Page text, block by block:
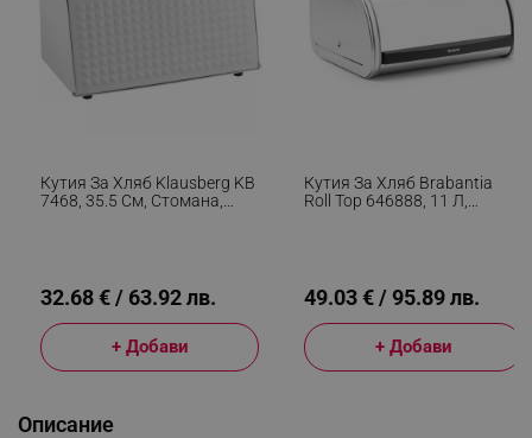
Кутия За Хляб Klausberg KB
7468, 35.5 См, Стомана,
32.68 € / 63.92 лв.
+ Добави
Кутия За Хляб Brabantia
Roll Top 646888, 11 Л,
49.03 € / 95.89 лв.
+ Добави
Описание